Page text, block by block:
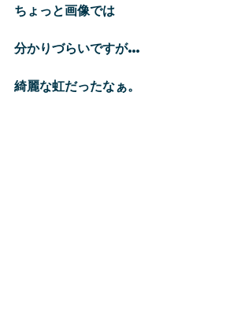
ちょっと画像では
分かりづらいですが…
綺麗な虹だったなぁ。